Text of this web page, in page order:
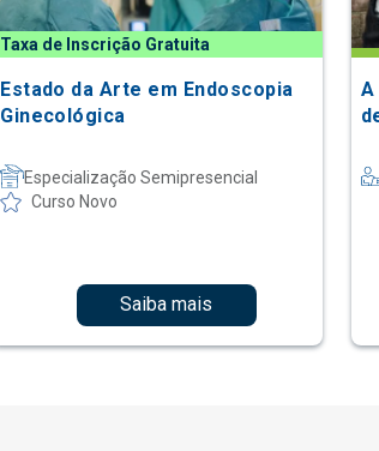
Taxa de Inscrição Gratuita
Estado da Arte em Endoscopia
Ginecológica
Especialização Semipresencial
Curso Novo
Saiba mais
A